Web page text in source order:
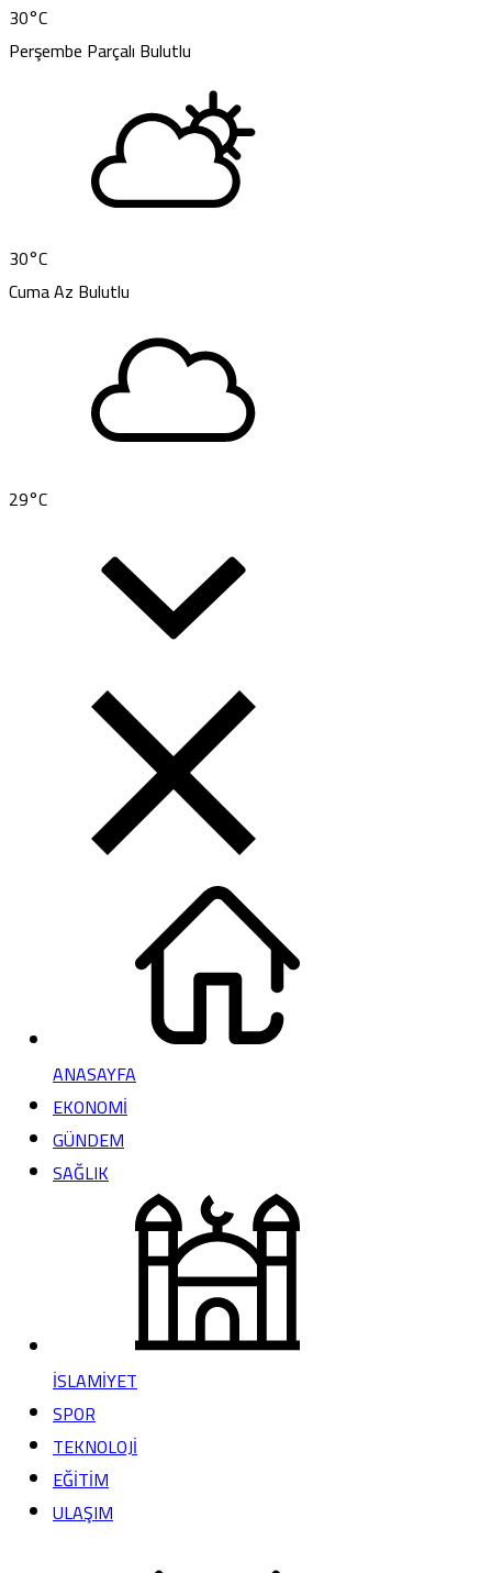
30°C
Perşembe Parçalı Bulutlu
30°C
CumaAz Bulutlu
29°C
ANASAYFA
EKONOMİ
GÜNDEM
SAĞLIK
İSLAMİYET
SPOR
TEKNOLOJİ
EĞİTİM
ULAŞIM